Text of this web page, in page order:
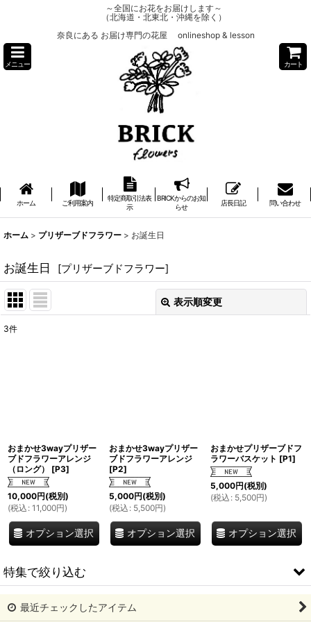
～全国にお花をお届けします～
（北海道・北東北・沖縄を除く）
奈良にある お届け専門の花屋 onlineshop & lesson
メニュー カート
ホーム ご利用案内
特定商取引法表
示
BRICKからのお知
らせ
店長日記 問い合わせ
ホーム > プリザーブドフラワー > お誕生日
お誕生日 [プリザーブドフラワー]
表示順変更
3件
おまかせ3wayプリザー
ブドフラワーアレンジ
（ロング）
[P3]
10,000円(税別)
(税込 : 11,000円)
オプション選択
おまかせ3wayプリザー
ブドフラワーアレンジ
[P2]
5,000円(税別)
(税込 : 5,500円)
オプション選択
おまかせプリザーブドフ
ラワーバスケット [P1]
5,000円(税別)
(税込 : 5,500円)
オプション選択
特集で絞り込む
期間限定商品
最近チェックしたアイテム